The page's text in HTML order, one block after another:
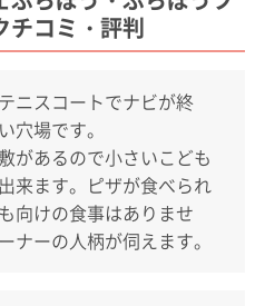
チコミ・評判
ニスコートでナビが終
穴場です。
があるので小さいこども
来ます。ピザが食べられ
向けの食事はありませ
ナーの人柄が伺えます。